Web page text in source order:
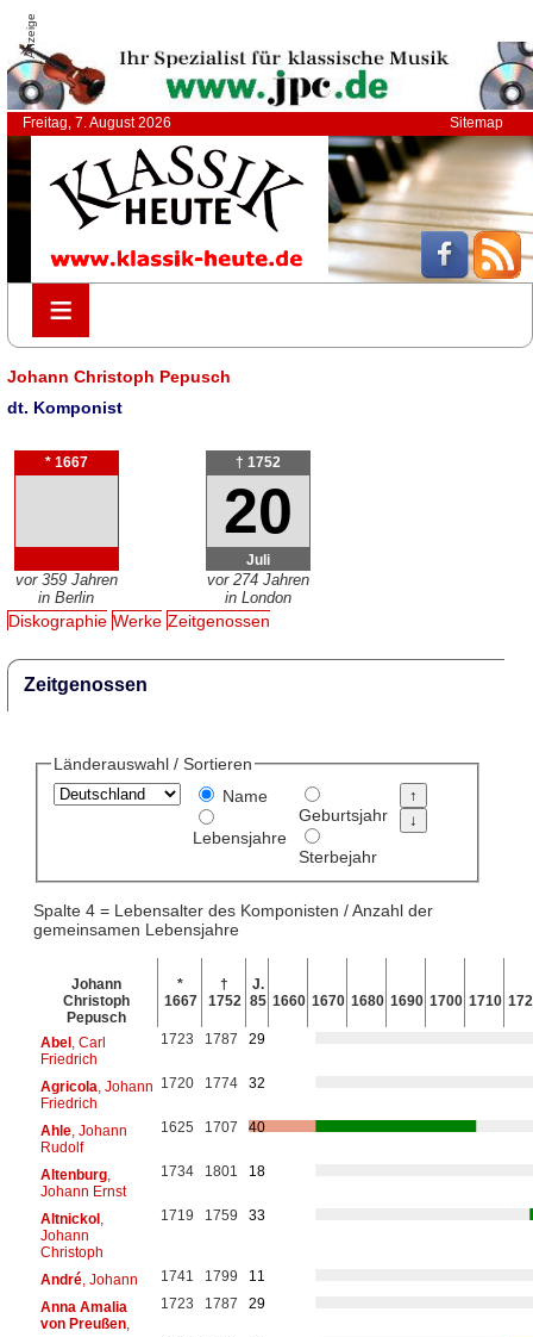
Anzeige
Freitag, 7. August 2026 Sitemap
≡
≡
Johann Christoph Pepusch
dt. Komponist
* 1667
vor 359 Jahren
in Berlin
† 1752
20
Juli
vor 274 Jahren
in London
Diskographie Werke Zeitgenossen
Zeitgenossen
Länderauswahl / Sortieren
Name
Lebensjahre
Geburtsjahr
Sterbejahr
Spalte 4 = Lebensalter des Komponisten / Anzahl der
gemeinsamen Lebensjahre
Johann
Christoph
Pepusch
*
1667
†
1752
J.
85 1660 1670 1680 1690 1700 1710
Abel, Carl
Friedrich
1723 1787 29
Agricola , Johann
Friedrich
1720 1774 32
Ahle, Johann
Rudolf
1625 1707 40
Altenburg,
Johann Ernst
1734 1801 18
Altnickol,
Johann
Christoph
1719 1759 33
André, Johann 1741 1799
11
Anna Amalia
von Preußen,
1723 1787 29